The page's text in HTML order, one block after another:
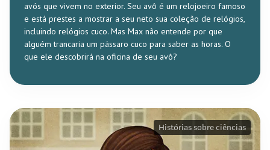
avós que vivem no exterior. Seu avô é um relojoeiro famoso
e está prestes a mostrar a seu neto sua coleção de relógios,
incluindo relógios cuco. Mas Max não entende por que
alguém trancaria um pássaro cuco para saber as horas. O
que ele descobrirá na oficina de seu avô?
Histórias sobre ciências